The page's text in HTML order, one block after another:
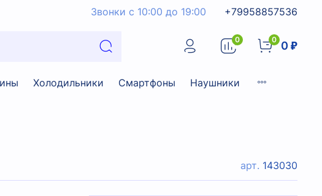
Звонки с 10:00 до 19:00 +79958857536
0 0 0 ₽
Холодильники Смартфоны Наушники
арт. 143030